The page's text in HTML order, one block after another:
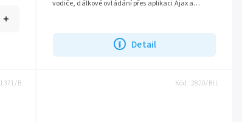
Detail
vodiče, dálkové ovládání přes aplikaci Ajax a
1371/B Kód: 2820/BIL